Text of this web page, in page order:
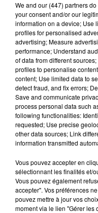
Lecture (4 min
100%
15 mai 2025 - 4 min 13
LES INFOS DU
We and our (447) partnersdo
your consent and/or our
information on a device; Use
profiles for personalised
advertising; Measure
performance; Understand
of data from different
profiles to personalise
content; Use limited data to
detect fraud, and fix errors;
Save and communicate
process personal data such
following functionalities:
requested; Use precise
other data sources; Link
information transmitted
Vous pouvez accepter en
sélectionnant les finalités et/
Vous pouvez également
accepter". Vos préférences
pouvez mettre à jour vos
moment via le lien "Gérer les